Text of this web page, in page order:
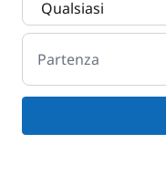
Partenza